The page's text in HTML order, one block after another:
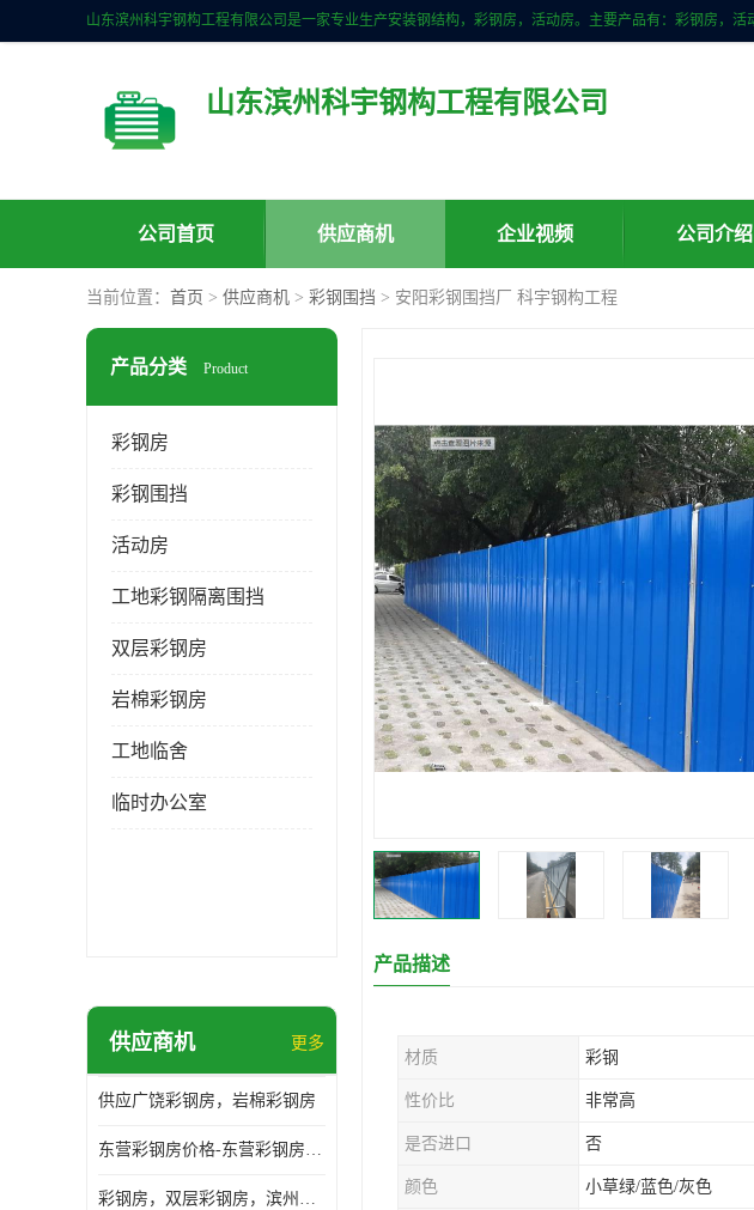
山东滨州科宇钢构工程有限公司
公司首页 供应商机 企业视频 公司介绍
当前位置： 首页 > 供应商机 > 彩钢围挡 > 安阳彩钢围挡厂 科宇钢构工程
产品分类 Product
彩钢房
彩钢围挡
活动房
工地彩钢隔离围挡
双层彩钢房
岩棉彩钢房
工地临舍
临时办公室
供应商机 更多
供应广饶彩钢房，岩棉彩钢房
东营彩钢房价格-东营彩钢房厂家-东营防火彩钢房
彩钢房，双层彩钢房，滨州彩钢房，雅致房，轻钢结构
产品描述
材质 彩钢
性价比 非常高
是否进口 否
颜色 小草绿/蓝色/灰色